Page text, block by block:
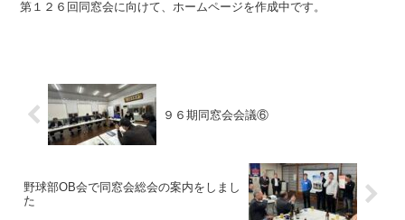
第１２６回同窓会に向けて、ホームページを作成中です。
９６期同窓会会議⑥
野球部OB会で同窓会総会の案内をしまし
た